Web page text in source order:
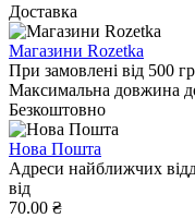
Доставка
Магазини Rozetka
При замовлені від 500
Максимальна довжина
Безкоштовно
Нова Пошта
Адреси найближчих
від
70.00 ₴